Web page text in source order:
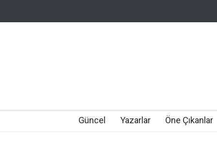
Güncel Yazarlar Öne Çıkanlar